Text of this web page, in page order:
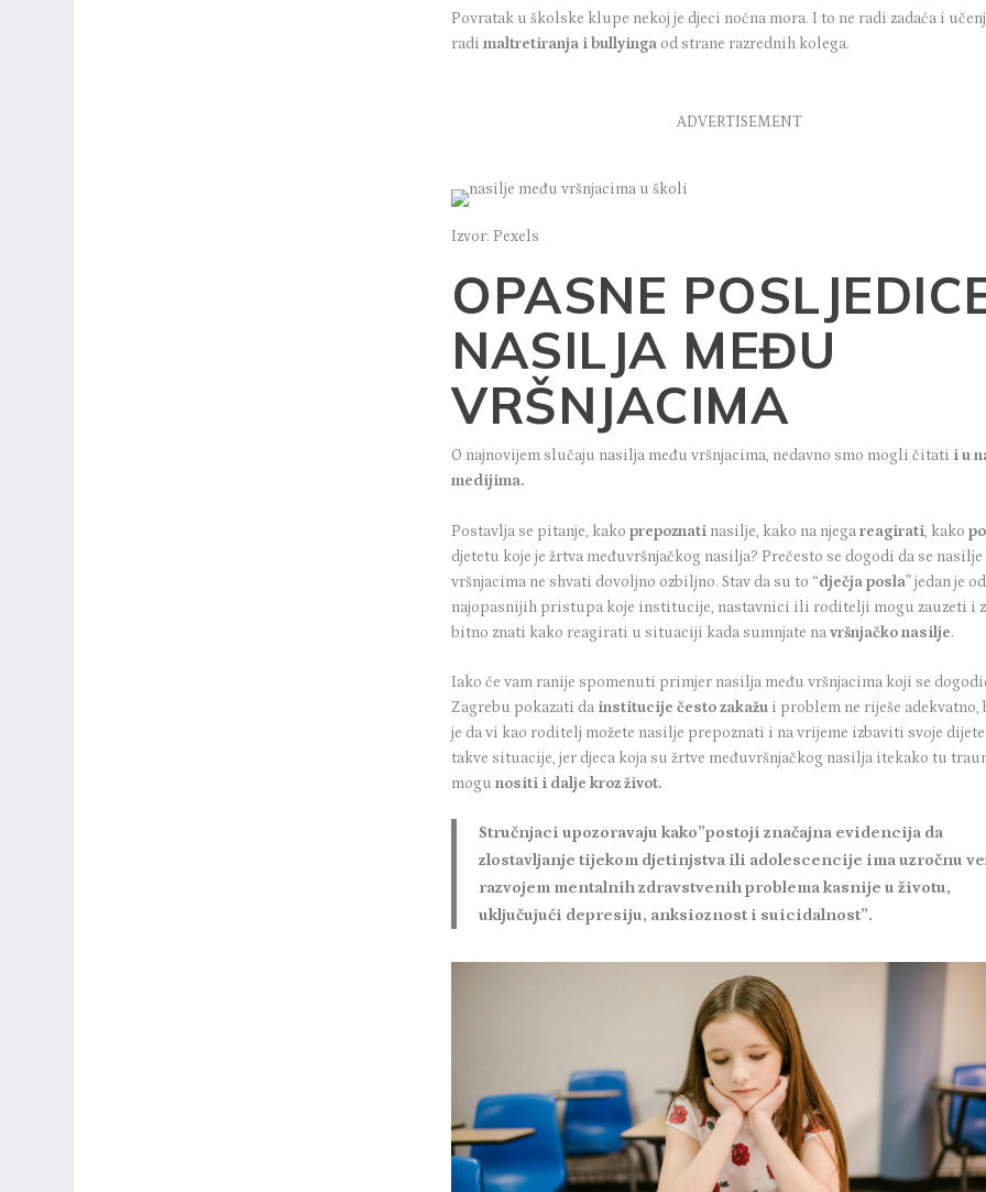
Povratak u školske klupe nekoj je djeci noćna mora. I to ne radi zadaća i
radimaltretiranja i bullyinga od strane razrednih kolega.
ADVERTISEMENT
Izvor: Pexels
OPASNE
NASILJA MEĐU
VRŠNJACIMA
O najnovijem slučaju nasilja među vršnjacima, nedavno smo mogli čitati i u
medijima.
Postavlja se pitanje, kako prepoznati nasilje, kako na njegareagirati, kako
djetetu koje je žrtva međuvršnjačkog nasilja? Prečesto se dogodi da se
vršnjacima ne shvati dovoljno ozbiljno. Stav da su to “dječja posla” jedan je od
najopasnijih pristupa koje institucije, nastavnici ili roditelji mogu zauzeti i
bitno znati kako reagirati u situaciji kada sumnjate navršnjačko nasilje.
Iako će vam ranije spomenuti primjer nasilja među vršnjacima koji se
Zagrebu pokazati da institucije često zakažu i problem ne riješe adekvatno,
je da vi kao roditelj možete nasilje prepoznati i na vrijeme izbaviti svoje
takve situacije, jer djeca koja su žrtve međuvršnjačkog nasilja itekako tu
mogunositi i dalje kroz život.
Stručnjaci upozoravaju kako”postoji značajna evidencija da
zlostavljanje tijekom djetinjstva ili adolescencije ima uzročnu
razvojem mentalnih zdravstvenih problema kasnije u životu,
uključujući depresiju, anksioznost i suicidalnost”.